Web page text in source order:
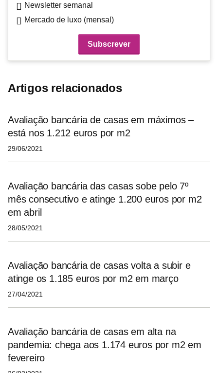
Newsletter semanal
Mercado de luxo (mensal)
Artigos relacionados
Avaliação bancária de casas em máximos –
está nos 1.212 euros por m2
29/06/2021
Avaliação bancária das casas sobe pelo 7º
mês consecutivo e atinge 1.200 euros por m2
em abril
28/05/2021
Avaliação bancária de casas volta a subir e
atinge os 1.185 euros por m2 em março
27/04/2021
Avaliação bancária de casas em alta na
pandemia: chega aos 1.174 euros por m2 em
fevereiro